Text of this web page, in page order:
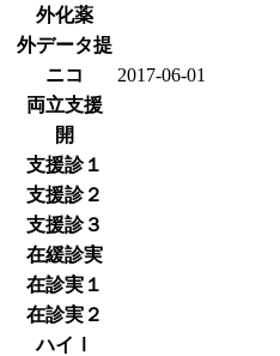
外化薬
外データ提
ニコ
2017-06-01
両立支援
開
支援診１
支援診２
支援診３
在緩診実
在診実１
在診実２
ハイⅠ